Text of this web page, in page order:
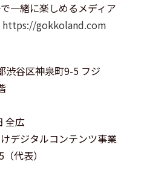
一緒に楽しめるメディア
https://gokkoland.com
渋谷区神泉町9-5 フジ
全広
デジタルコンテンツ事業
代表）